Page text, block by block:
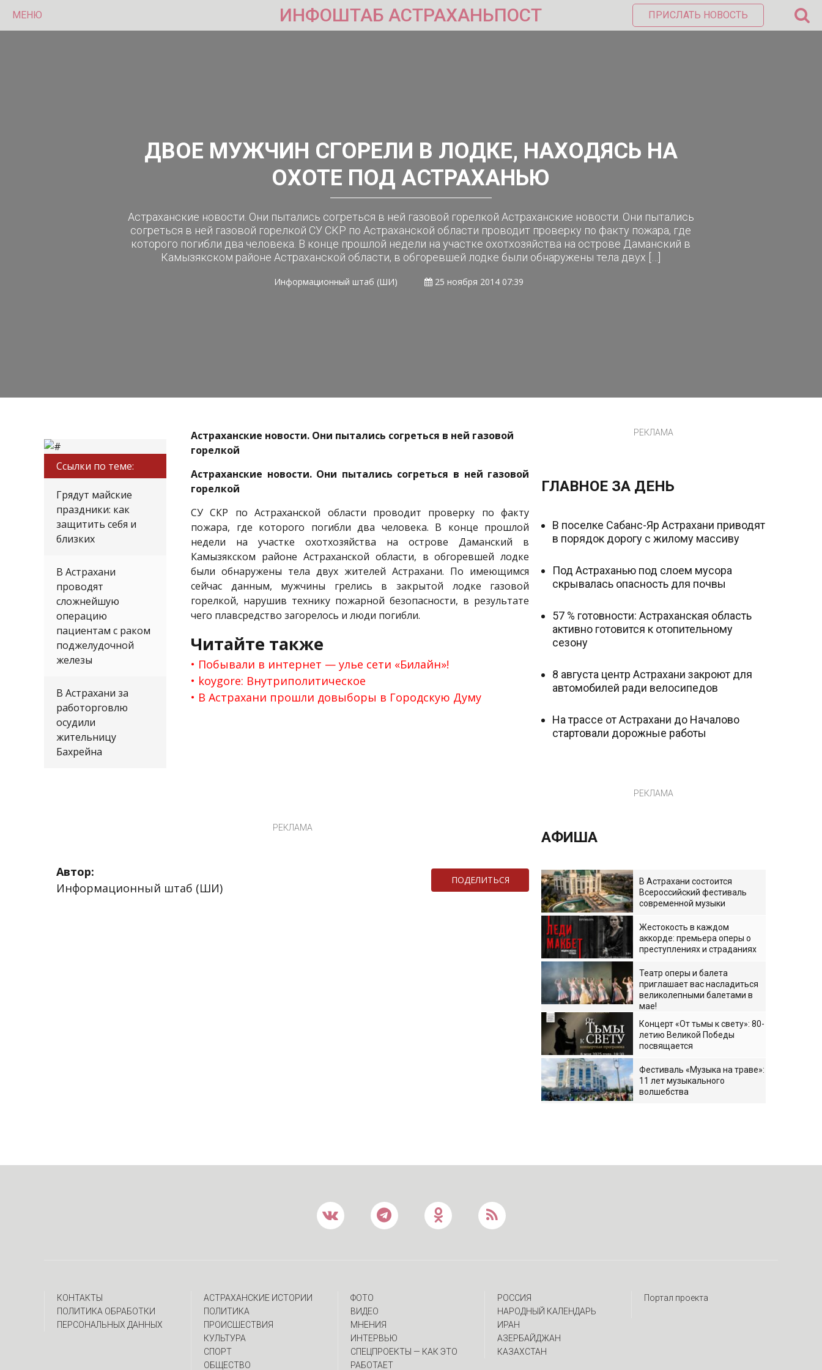
МЕНЮ ИНФОШТАБ АСТРАХАНЬПОСТ ПРИСЛАТЬ НОВОСТЬ
ДВОЕ МУЖЧИН СГОРЕЛИ В ЛОДКЕ, НАХОДЯСЬ НА
ОХОТЕ ПОД АСТРАХАНЬЮ
Астраханские новости. Они пытались согреться в ней газовой горелкой Астраханские новости. Они пытались
согреться в ней газовой горелкой СУ СКР по Астраханской области проводит проверку по факту пожара, где
которого погибли два человека. В конце прошлой недели на участке охотхозяйства на острове Даманский в
Камызякском районе Астраханской области, в обгоревшей лодке были обнаружены тела двух […]
Информационный штаб (ШИ) 25 ноября 2014 07:39
Ссылки по теме:
Грядут майские
праздники: как
защитить себя и
близких
В Астрахани
проводят
сложнейшую
операцию
пациентам с раком
поджелудочной
железы
В Астрахани за
работорговлю
осудили
жительницу
Бахрейна
Астраханские новости. Они пытались согреться в ней газовой
горелкой
Астраханские новости. Они пытались согреться в ней газовой
горелкой
СУ СКР по Астраханской области проводит проверку по факту
пожара, где которого погибли два человека. В конце прошлой
недели на участке охотхозяйства на острове Даманский в
Камызякском районе Астраханской области, в обгоревшей лодке
были обнаружены тела двух жителей Астрахани. По имеющимся
сейчас данным, мужчины грелись в закрытой лодке газовой
горелкой, нарушив технику пожарной безопасности, в результате
чего плавсредство загорелось и люди погибли.
Читайте также
Побывали в интернет — улье сети «Билайн»!
koygore: Внутриполитическое
В Астрахани прошли довыборы в Городскую Думу
РЕКЛАМА
Автор:
Информационный штаб (ШИ)
ПОДЕЛИТЬСЯ
РЕКЛАМА
ГЛАВНОЕ ЗА ДЕНЬ
В поселке Сабанс-Яр Астрахани приводят
в порядок дорогу с жилому массиву
Под Астраханью под слоем мусора
скрывалась опасность для почвы
57 % готовности: Астраханская область
активно готовится к отопительному
сезону
8 августа центр Астрахани закроют для
автомобилей ради велосипедов
На трассе от Астрахани до Началово
стартовали дорожные работы
РЕКЛАМА
АФИША
В Астрахани состоится
Всероссийский фестиваль
современной музыки
Жестокость в каждом
аккорде: премьера оперы о
преступлениях и страданиях
Театр оперы и балета
приглашает вас насладиться
великолепными балетами в
мае!
Концерт «От тьмы к свету»: 80-
летию Великой Победы
посвящается
Фестиваль «Музыка на траве»:
11 лет музыкального
волшебства
КОНТАКТЫ
ПОЛИТИКА ОБРАБОТКИ
ПЕРСОНАЛЬНЫХ ДАННЫХ
АСТРАХАНСКИЕ ИСТОРИИ
ПОЛИТИКА
ПРОИСШЕСТВИЯ
КУЛЬТУРА
СПОРТ
ОБЩЕСТВО
ФОТО
ВИДЕО
МНЕНИЯ
ИНТЕРВЬЮ
CПЕЦПРОЕКТЫ — КАК ЭТО
РАБОТАЕТ
РОССИЯ
НАРОДНЫЙ КАЛЕНДАРЬ
ИРАН
АЗЕРБАЙДЖАН
КАЗАХСТАН
Портал проекта